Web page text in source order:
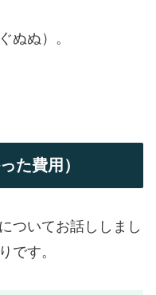
ぐぬぬ）。
た費用）
ついてお話ししまし
です。